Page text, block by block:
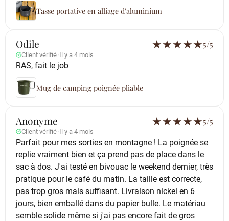
Tasse portative en alliage d'aluminium
Odile
Client vérifié· Il y a 4 mois
★★★★★5/5
RAS, fait le job
Mug de camping poignée pliable
Anonyme
Client vérifié· Il y a 4 mois
★★★★★5/5
Parfait pour mes sorties en montagne ! La poignée se
replie vraiment bien et ça prend pas de place dans le
sac à dos. J'ai testé en bivouac le weekend dernier, très
pratique pour le café du matin. La taille est correcte,
pas trop gros mais suffisant. Livraison nickel en 6
jours, bien emballé dans du papier bulle. Le matériau
semble solide même si j'ai pas encore fait de gros